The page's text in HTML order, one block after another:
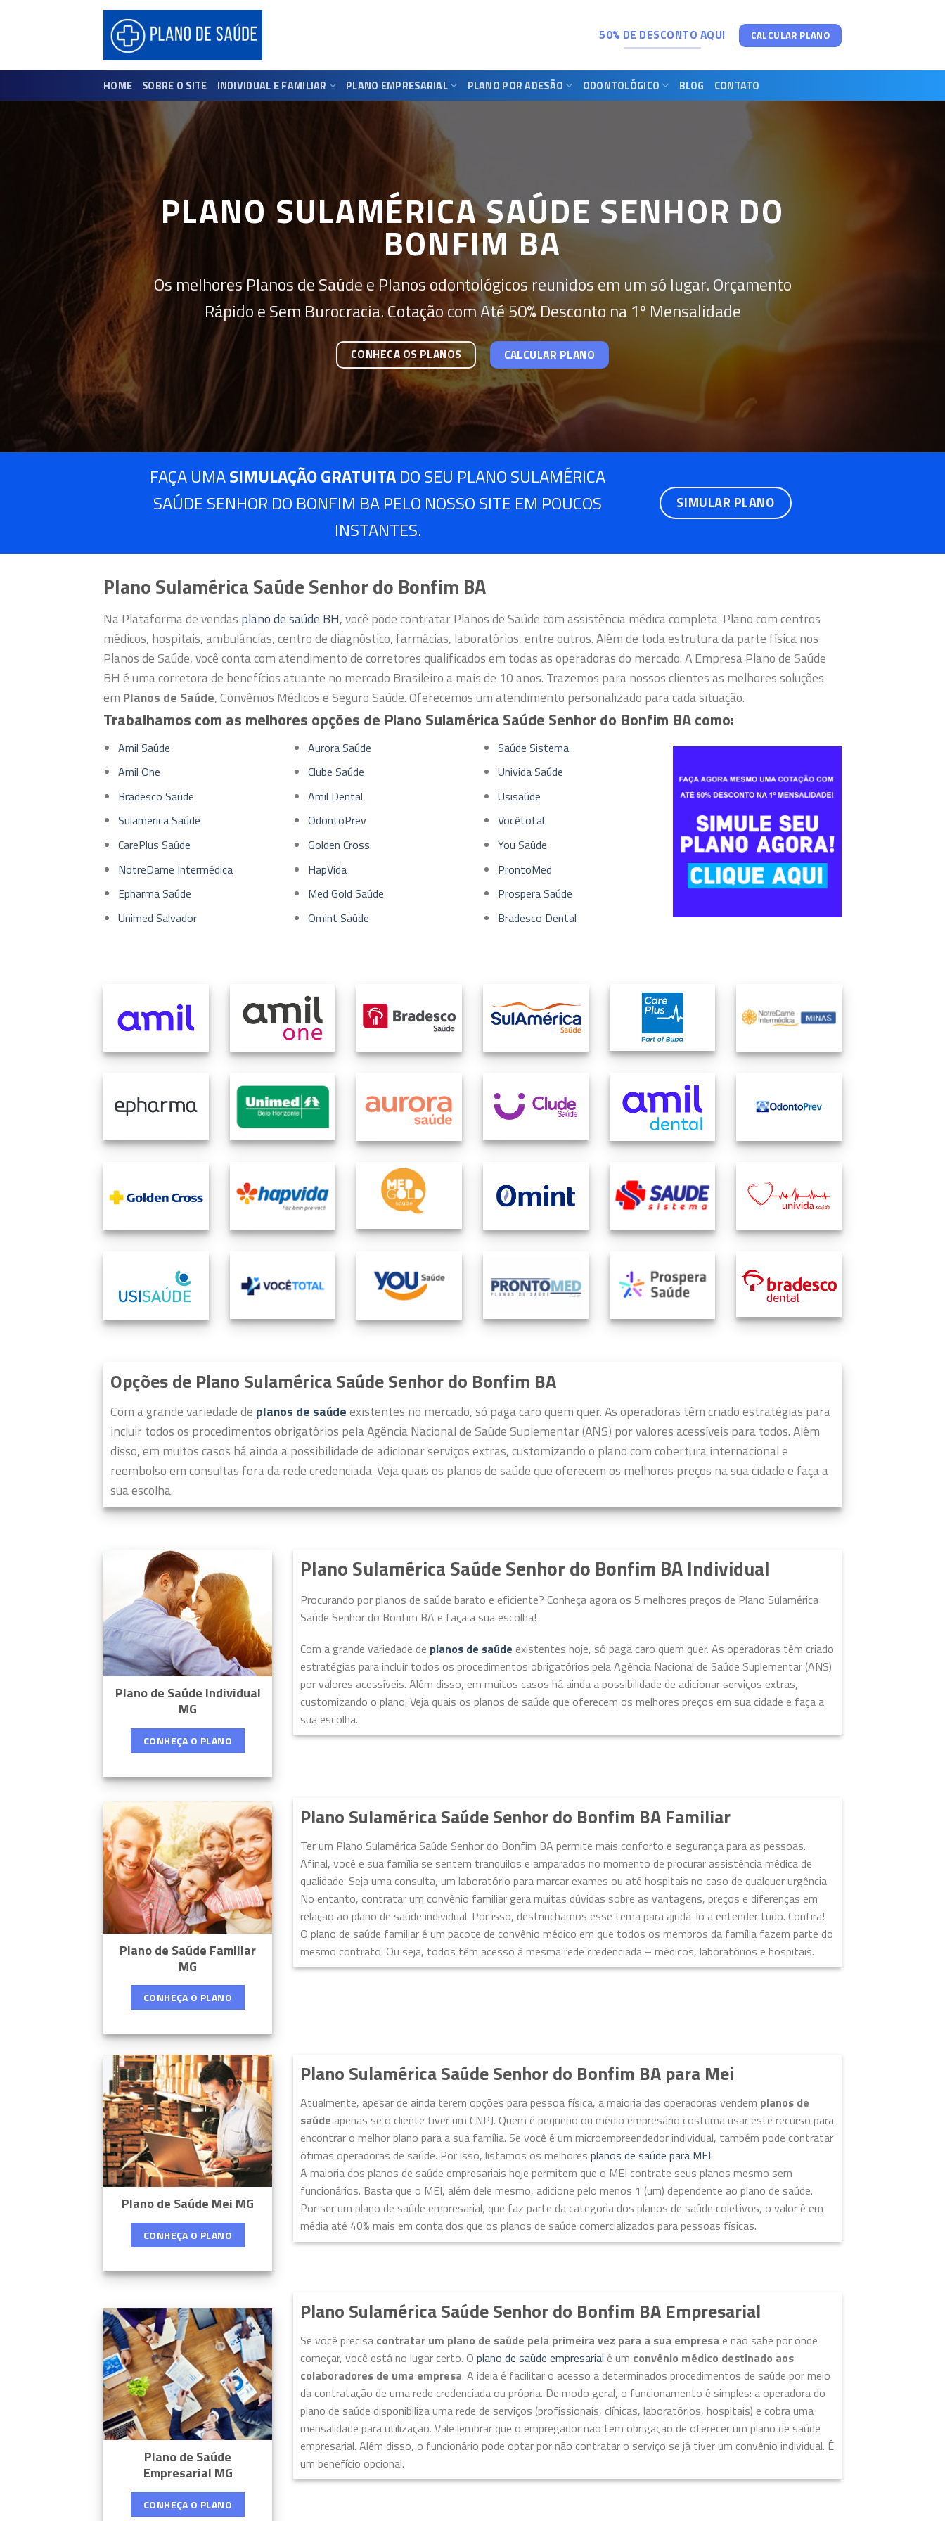
50% DE DESCONTO AQUI CALCULAR PLANO
HOME SOBRE O SITE INDIVIDUAL E FAMILIAR PLANO EMPRESARIAL PLANO POR ADESÃO ODONTOLÓGICO BLOG CONTATO
PLANO SULAMÉRICA SAÚDE SENHOR DO
BONFIM BA
Os melhores Planos de Saúde e Planos odontológicos reunidos em um só lugar. Orçamento
Rápido e Sem Burocracia. Cotação com Até 50% Desconto na 1º Mensalidade
CONHECA OS PLANOS CALCULAR PLANO
FAÇA UMASIMULAÇÃO GRATUITADO SEU PLANO SULAMÉRICA
SAÚDE SENHOR DO BONFIM BA PELO NOSSO SITE EM POUCOS
INSTANTES.
SIMULAR PLANO
Plano Sulamérica Saúde Senhor do Bonfim BA
Na Plataforma de vendas plano de saúde BH, você pode contratar Planos de Saúde com assistência médica completa. Plano com centros
médicos, hospitais, ambulâncias, centro de diagnóstico, farmácias, laboratórios, entre outros.Além de toda estrutura da parte física nos
Planos de Saúde, você conta com atendimento de corretores qualificados em todas as operadoras do mercado.A Empresa Plano de Saúde
BH é uma corretora de benefícios atuante no mercado Brasileiro a mais de 10 anos. Trazemos para nossos clientes as melhores soluções
em Planos de Saúde, Convênios Médicos e Seguro Saúde. Oferecemos um atendimento personalizado para cada situação.
Trabalhamos com as melhores opções de Plano Sulamérica Saúde Senhor do Bonfim BA como:
Amil Saúde
Amil One
Bradesco Saúde
Sulamerica Saúde
CarePlus Saúde
NotreDame Intermédica
Epharma Saúde
Unimed Salvador
Aurora Saúde
Clube Saúde
Amil Dental
OdontoPrev
Golden Cross
HapVida
Med Gold Saúde
Omint Saúde
Saúde Sistema
Univida Saúde
Usisaúde
Vocêtotal
You Saúde
ProntoMed
Prospera Saúde
Bradesco Dental
Opções de Plano Sulamérica Saúde Senhor do Bonfim BA
Com a grande variedade de planos de saúdeexistentes no mercado, só paga caro quem quer.As operadoras têm criado estratégias para
incluir todos os procedimentos obrigatórios pela Agência Nacional de Saúde Suplementar (ANS) por valores acessíveis para todos.Além
disso, em muitos casos há ainda a possibilidade de adicionar serviços extras, customizando o plano com cobertura internacional e
reembolso em consultas fora da rede credenciada. Veja quais os planos de saúde que oferecem os melhores preços na sua cidade e faça a
sua escolha.
Plano de Saúde Individual
MG
CONHEÇA O PLANO
Plano Sulamérica Saúde Senhor do Bonfim BA Individual
Procurando por planos de saúde barato e eficiente? Conheça agora os 5 melhores preços de Plano Sulamérica
Saúde Senhor do Bonfim BA e faça a sua escolha!
Com a grande variedade de planos de saúde existentes hoje, só paga caro quem quer. As operadoras têm criado
estratégias para incluir todos os procedimentos obrigatórios pela Agência Nacional de Saúde Suplementar (ANS)
por valores acessíveis. Além disso, em muitos casos há ainda a possibilidade de adicionar serviços extras,
customizando o plano. Veja quais os planos de saúde que oferecem os melhores preços em sua cidade e faça a
sua escolha.
Plano de Saúde Familiar
MG
CONHEÇA O PLANO
Plano Sulamérica Saúde Senhor do Bonfim BA Familiar
Ter um Plano Sulamérica Saúde Senhor do Bonfim BA permite mais conforto e segurança para as pessoas.
Afinal, você e sua família se sentem tranquilos e amparados no momento de procurar assistência médica de
qualidade. Seja uma consulta, um laboratório para marcar exames ou até hospitais no caso de qualquer urgência.
No entanto, contratar um convênio familiar gera muitas dúvidas sobre as vantagens, preços e diferenças em
relação ao plano de saúde individual. Por isso, destrinchamos esse tema para ajudá-lo a entender tudo. Confira!
O plano de saúde familiar é um pacote de convênio médico em que todos os membros da família fazem parte do
mesmo contrato. Ou seja, todos têm acesso à mesma rede credenciada – médicos, laboratórios e hospitais.
Plano de Saúde Mei MG
CONHEÇA O PLANO
Plano Sulamérica Saúde Senhor do Bonfim BA para Mei
Atualmente, apesar de ainda terem opções para pessoa física, a maioria das operadoras vendem planos de
saúde apenas se o cliente tiver um CNPJ. Quem é pequeno ou médio empresário costuma usar este recurso para
encontrar o melhor plano para a sua família. Se você é um microempreendedor individual, também pode contratar
ótimas operadoras de saúde. Por isso, listamos os melhores planos de saúde para MEI.
A maioria dos planos de saúde empresariais hoje permitem que o MEI contrate seus planos mesmo sem
funcionários. Basta que o MEI, além dele mesmo, adicione pelo menos 1 (um) dependente ao plano de saúde.
Por ser um plano de saúde empresarial, que faz parte da categoria dos planos de saúde coletivos, o valor é em
média até 40% mais em conta dos que os planos de saúde comercializados para pessoas físicas.
Plano de Saúde
Empresarial MG
CONHEÇA O PLANO
Plano Sulamérica Saúde Senhor do Bonfim BA Empresarial
Se você precisa contratar um plano de saúde pela primeira vez para a sua empresa e não sabe por onde
começar, você está no lugar certo. O plano de saúde empresarial é um convênio médico destinado aos
colaboradores de uma empresa. A ideia é facilitar o acesso a determinados procedimentos de saúde por meio
da contratação de uma rede credenciada ou própria. De modo geral, o funcionamento é simples: a operadora do
plano de saúde disponibiliza uma rede de serviços (profissionais, clínicas, laboratórios, hospitais) e cobra uma
mensalidade para utilização. Vale lembrar que o empregador não tem obrigação de oferecer um plano de saúde
empresarial. Além disso, o funcionário pode optar por não contratar o serviço se já tiver um convênio individual. É
um benefício opcional.